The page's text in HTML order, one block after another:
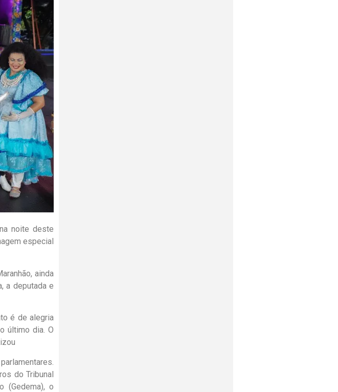
noite deste
especial
ainda
a deputada e
é de alegria
último dia. O
do Tribunal
(Gedema), o